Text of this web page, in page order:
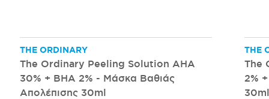
THE ORDINARY
The Ordinary Peeling Solution AHA
30% + BHA 2% - Μάσκα Βαθιάς
Απολέπισης 30ml
THE
The
2%